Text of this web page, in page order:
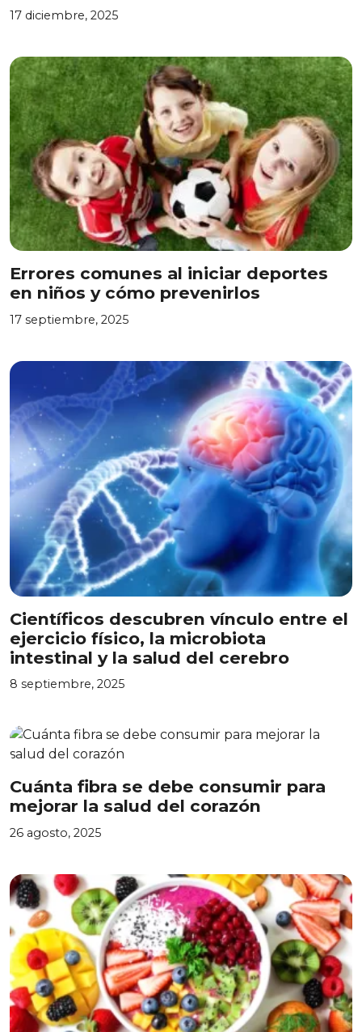
17 diciembre, 2025
Errores comunes al iniciar deportes
en niños y cómo prevenirlos
17 septiembre, 2025
Científicos descubren vínculo entre el
ejercicio físico, la microbiota
intestinal y la salud del cerebro
8 septiembre, 2025
Cuánta fibra se debe consumir para
mejorar la salud del corazón
26 agosto, 2025